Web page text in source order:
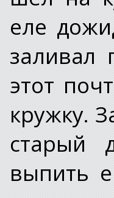
еле
заливал
этот
кружку.
старый
выпить